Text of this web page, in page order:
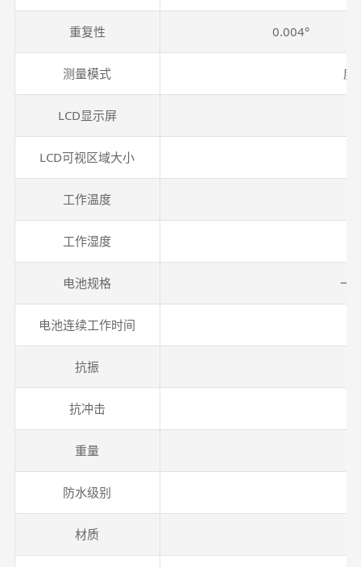
重复性 0.004°
测量模式 度
LCD显示屏
LCD可视区域大小
工作温度
工作湿度
电池规格 一
电池连续工作时间
抗振
抗冲击
重量
防水级别
材质